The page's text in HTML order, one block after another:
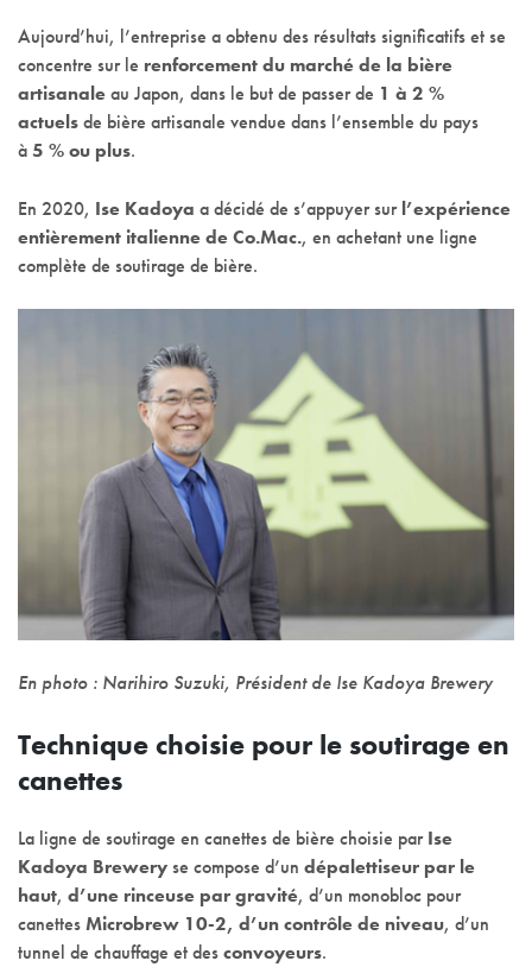
Aujourd’hui, l’entreprise a obtenu des résultats significatifs et se
concentre sur le renforcement du marché de la bière
artisanaleau Japon, dans le but de passer de 1 à 2 %
actuelsde bière artisanale vendue dans l’ensemble du pays
à5 % ou plus.
En 2020, Ise Kadoya a décidé de s’appuyer surl’expérience
entièrement italienne de Co.Mac., en achetant une ligne
complète de soutirage de bière.
En photo : Narihiro Suzuki, Président de Ise Kadoya Brewery
Technique choisie pour le soutirage en
canettes
La ligne de soutirage en canettes de bière choisie parIse
Kadoya Breweryse compose d’un dépalettiseur par le
haut, d’une rinceuse par gravité, d’un monobloc pour
canettesMicrobrew 10-2, d’un contrôle de niveau, d’un
tunnel de chauffage et desconvoyeurs.